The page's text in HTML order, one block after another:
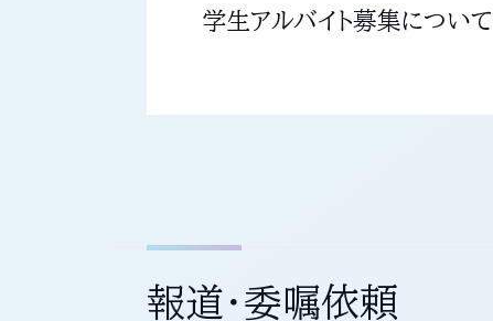
学生アルバイト募集について
報道・委嘱依頼